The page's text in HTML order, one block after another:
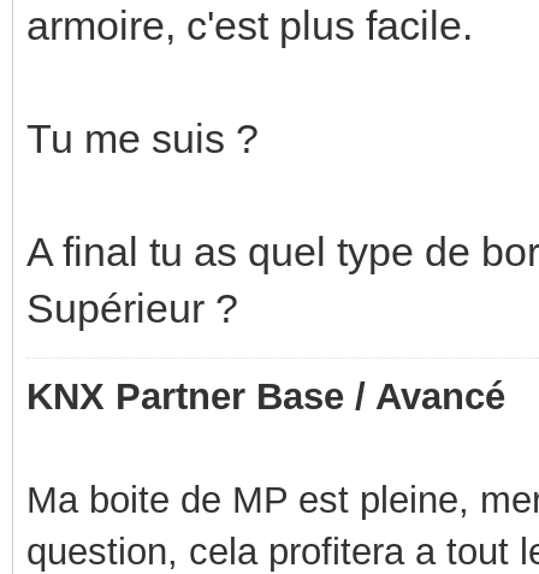
armoire, c'est plus facile.
Tu me suis ?
A final tu as quel type de
Supérieur ?
KNX Partner Base / Avancé
Ma boite de MP est pleine,
question, cela profitera a tout